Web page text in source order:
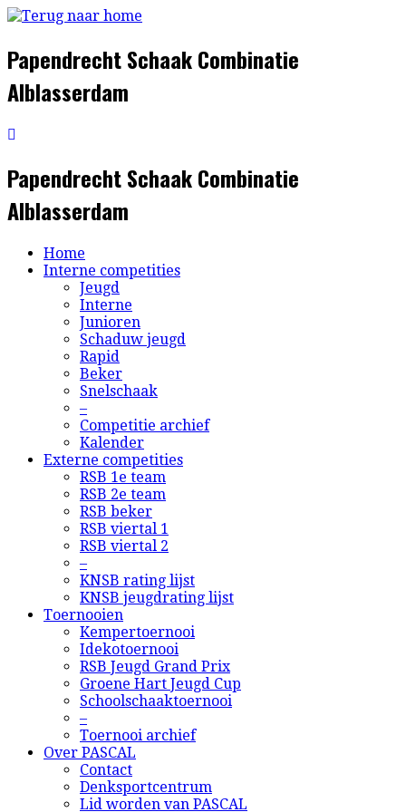
Ga
inhoud
Papendrecht Schaak Combinatie
Alblasserdam
Papendrecht Schaak Combinatie
Alblasserdam
Home
Interne competities
Jeugd
Interne
Junioren
Schaduw jeugd
Rapid
Beker
Snelschaak
–
Competitie archief
Kalender
Externe competities
RSB 1e team
RSB 2e team
RSB beker
RSB viertal 1
RSB viertal 2
–
KNSB rating lijst
KNSB jeugdrating lijst
Toernooien
Kempertoernooi
Idekotoernooi
RSB Jeugd Grand Prix
Groene Hart Jeugd Cup
Schoolschaaktoernooi
–
Toernooi archief
Over PASCAL
Contact
Denksportcentrum
Lid worden van PASCAL